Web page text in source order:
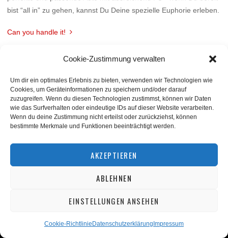
Cookie-Zustimmung verwalten
Um dir ein optimales Erlebnis zu bieten, verwenden wir Technologien wie
Cookies, um Geräteinformationen zu speichern und/oder darauf
zuzugreifen. Wenn du diesen Technologien zustimmst, können wir Daten
wie das Surfverhalten oder eindeutige IDs auf dieser Website verarbeiten.
Wenn du deine Zustimmung nicht erteilst oder zurückziehst, können
bestimmte Merkmale und Funktionen beeinträchtigt werden.
AKZEPTIEREN
ABLEHNEN
EINSTELLUNGEN ANSEHEN
Cookie-Richtlinie Datenschutzerklärung Impressum
bist “all in” zu gehen, kannst Du Deine spezielle Euphorie erleben.
Can you handle it!
BACK TO TOP
squashnet.de2026
Performance Marketing by matchplan